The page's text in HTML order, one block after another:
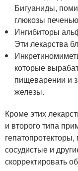
Бигуаниды,
глюкозы
Ингибиторы
Эти лекарства
которые
пищеварении и
железы.
Кроме этих
и второго типа
сосудистые и
скорректировать